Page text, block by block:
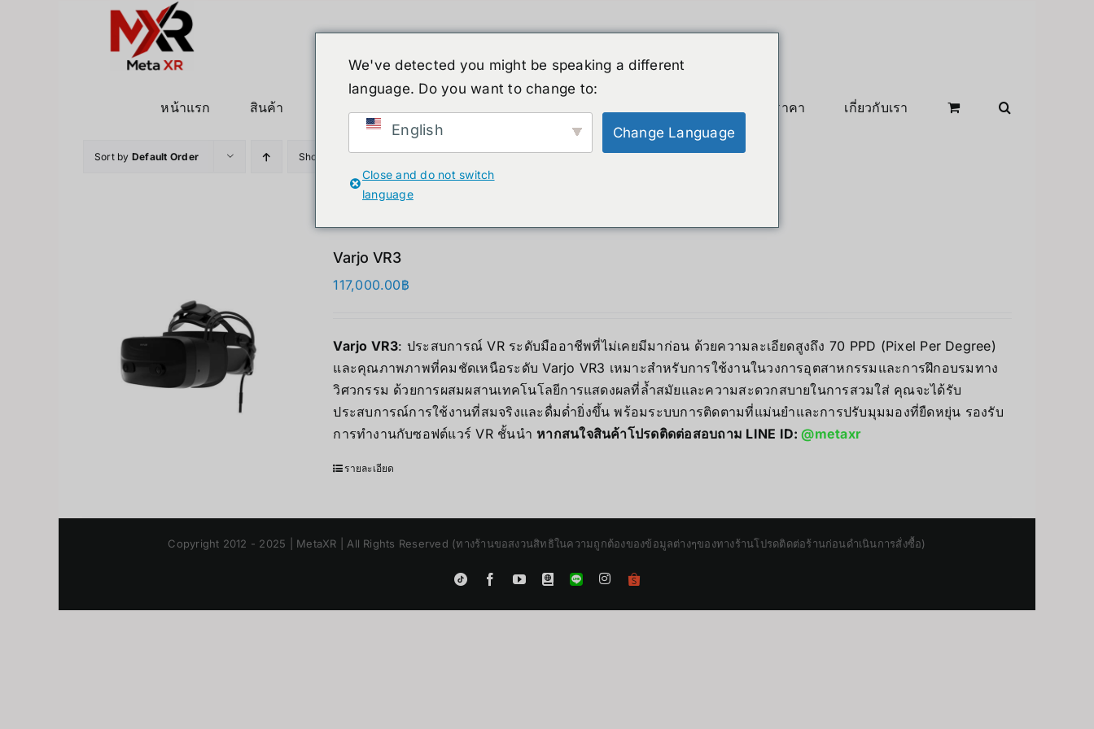
หน้าแรก
สินค้า สินค้าลดราคา เกี่ยวกับเรา
Sort by Default Order Show 12 Products
Varjo VR3
117,000.00฿
Varjo VR3: ประสบการณ์ VR ระดับมืออาชีพที่ไม่เคยมีมาก่อน ด้วยความละเอียดสูงถึง 70 PPD (Pixel Per Degree)
และคุณภาพภาพที่คมชัดเหนือระดับ Varjo VR3 เหมาะสำหรับการใช้งานในวงการอุตสาหกรรมและการฝึกอบรมทาง
วิศวกรรม ด้วยการผสมผสานเทคโนโลยีการแสดงผลที่ล้ำสมัยและความสะดวกสบายในการสวมใส่ คุณจะได้รับ
ประสบการณ์การใช้งานที่สมจริงและดื่มด่ำยิ่งขึ้น พร้อมระบบการติดตามที่แม่นยำและการปรับมุมมองที่ยืดหยุ่น รองรับ
การทำงานกับซอฟต์แวร์ VR ชั้นนำ หากสนใจสินค้าโปรดติดต่อสอบถาม LINE ID:@metaxr
รายละเอียด
Copyright 2012 - 2025 | MetaXR | All Rights Reserved (ทางร้านขอสงวนสิทธิในความถูกต้องของข้อมูลต่างๆของทางร้านโปรดติดต่อร้านก่อนดำเนินการสั่งซื้อ)
Tiktok FacebookYouTubeBlogger
LINE
Instagram
Shopee
We've detected you might be speaking a different
language. Do you want to change to:
English Change Language
Close and do not switch
language